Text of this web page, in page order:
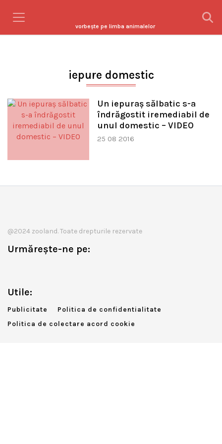
vorbeşte pe limba animalelor
iepure domestic
Un iepuraș sălbatic s-a
îndrăgostit iremediabil de
unul domestic – VIDEO
25 08 2016
@2024 zooland. Toate drepturile rezervate
Urmărește-ne pe:
Utile:
Publicitate
Politica de confidentialitate
Politica de colectare acord cookie